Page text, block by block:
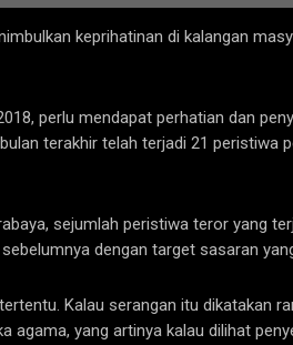
keprihatinan di kalangan
perlu mendapat perhatian dan
terakhir telah terjadi 21 peristiwa
sejumlah peristiwa teror yang
dengan target sasaran
Kalau serangan itu dikatakan
yang artinya kalau dilihat